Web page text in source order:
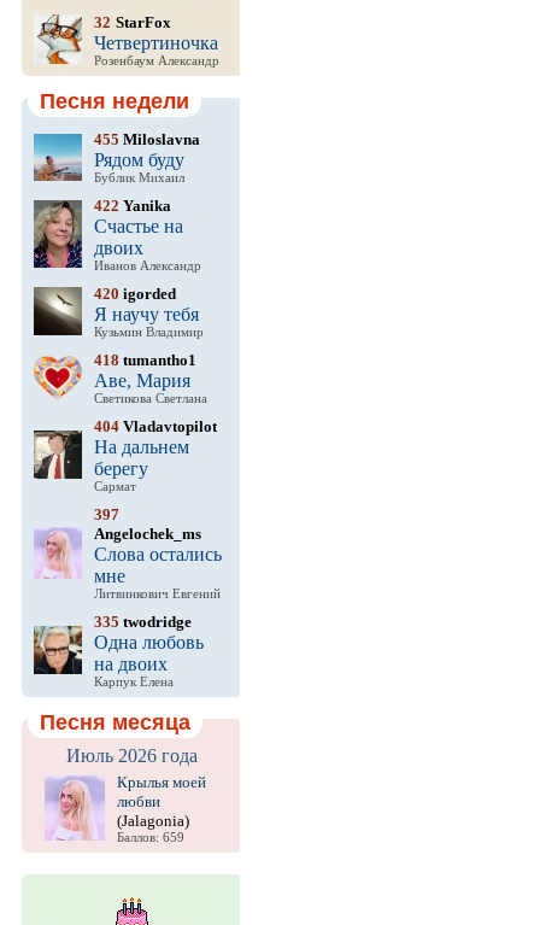
32 StarFox
Четвертиночка
Розенбаум Александр
Песня недели
455 Miloslavna
Рядом буду
Бублик Михаил
422 Yanika
Счастье на
двоих
Иванов Александр
420 igorded
Я научу тебя
Кузьмин Владимир
418 tumantho1
Аве, Мария
Светикова Светлана
404 Vladavtopilot
На дальнем
берегу
Сармат
397
Angelochek_ms
Слова остались
мне
Литвинкович Евгений
335 twodridge
Одна любовь
на двоих
Карпук Елена
Песня месяца
Июль 2026 года
Крылья моей
любви
(Jalagonia)
Баллов: 659